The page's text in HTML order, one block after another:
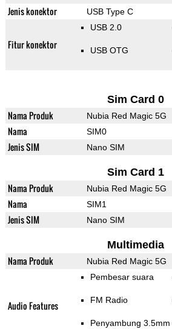
Jenis konektor USB Type C
Fitur konektor
USB 2.0
USB OTG
Sim Card 0
Nama Produk Nubia Red Magic 5G
Nama SIM0
Jenis SIM Nano SIM
Sim Card 1
Nama Produk Nubia Red Magic 5G
Nama SIM1
Jenis SIM Nano SIM
Multimedia
Nama Produk Nubia Red Magic 5G
Audio Features
Pembesar suara
FM Radio
Penyambung 3.5mm